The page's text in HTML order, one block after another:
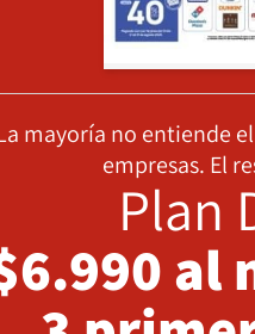
mayoría no entiende
empresas. El
Plan
al